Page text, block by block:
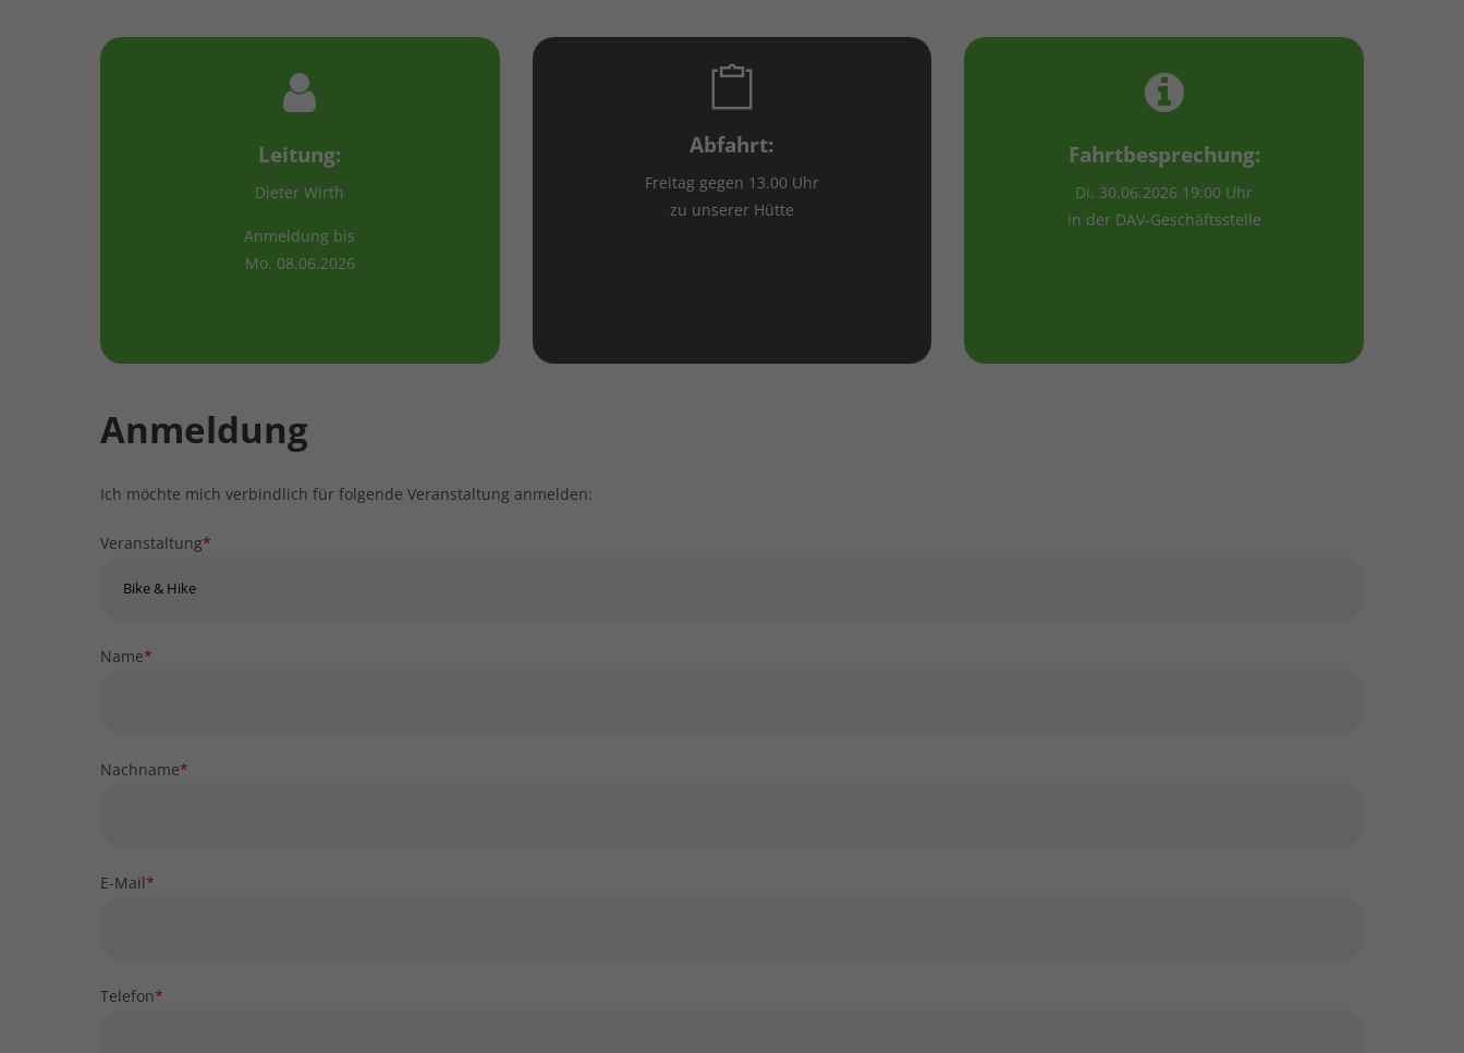
Leitung:
Dieter Wirth
Anmeldung bis
Mo. 08.06.2026
Abfahrt:
Freitag gegen 13.00 Uhr
zu unserer Hütte
Fahrtbesprechung:
Di. 30.06.2026 19:00 Uhr
in der DAV-Geschäftsstelle
Anmeldung
Ich möchte mich verbindlich für folgende Veranstaltung anmelden:
Veranstaltung*
Name*
Nachname*
E-Mail*
Telefon*